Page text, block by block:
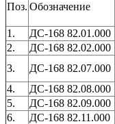
Поз. Обозначение
1. ДС-168 82.01.000
2.
ДС-168 82.02.000
3.
ДС-168 82.07.000
4.
ДС-168 82.08.000
5.
ДС-168 82.09.000
6.
ДС-168 82.11.000